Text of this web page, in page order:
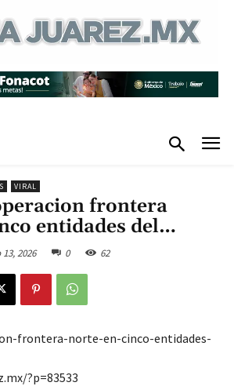
VIRAL
frontera
entidades del…
2026 0 62
frontera-norte-en-cinco-entidades-
?p=83533